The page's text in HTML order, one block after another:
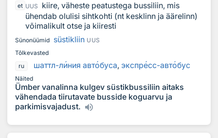
et UUS
kiire, väheste peatustega bussiliin, mis
ühendab olulisi sihtkohti (nt kesklinn ja äärelinn)
võimalikult otse ja kiiresti
Sünonüümid süstikliin UUS
Tõlkevasted
ru
шаттл-линия автобуса, экспресс-автобус
Näited
Ümber vanalinna kulgev süstikbussiliin aitaks
vähendada tiirutavate busside koguarvu ja
parkimisvajadust.